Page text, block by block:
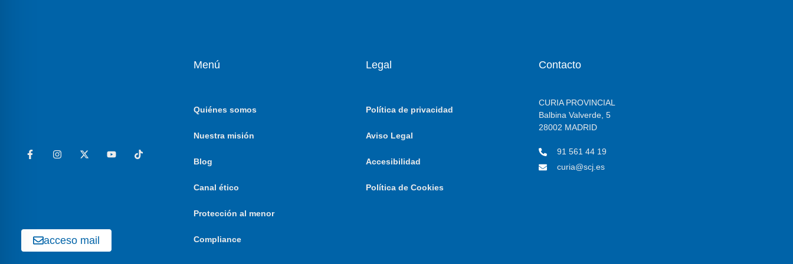
acceso mail
Menú
Quiénes somos
Nuestra misión
Blog
Canal ético
Protección al menor
Compliance
Legal
Política de privacidad
Aviso Legal
Accesibilidad
Política de Cookies
Contacto
CURIA PROVINCIAL
Balbina Valverde, 5
28002 MADRID
91 561 44 19
curia@scj.es